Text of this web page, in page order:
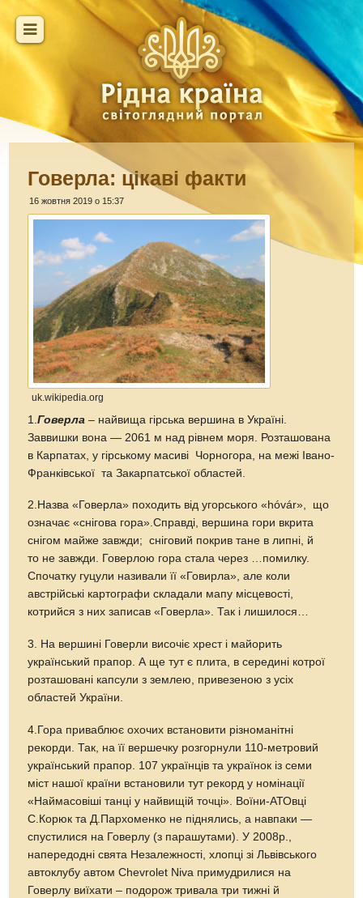
Говерла: цікаві факти
16 жовтня 2019 о 15:37
uk.wikipedia.org
1.Говерла – найвища гірська вершина в Україні.
Заввишки вона — 2061 м над рівнем моря. Розташована
в Карпатах, у гірському масиві Чорногора, на межі Івано-
Франківської та Закарпатської областей.
2.Назва «Говерла» походить від угорського «hóvár», що
означає «снігова гора».Справді, вершина гори вкрита
снігом майже завжди; сніговий покрив тане в липні, й
то не завжди. Говерлою гора стала через …помилку.
Спочатку гуцули називали її «Говирла», але коли
австрійські картографи складали мапу місцевості,
котрийся з них записав «Говерла». Так і лишилося…
3. На вершині Говерли височіє хрест і майорить
український прапор. А ще тут є плита, в середині котрої
розташовані капсули з землею, привезеною з усіх
областей України.
4.Гора приваблює охочих встановити різноманітні
рекорди. Так, на її вершечку розгорнули 110-метровий
український прапор. 107 українців та українок із семи
міст нашої країни встановили тут рекорд у номінації
«Наймасовіші танці у найвищій точці». Воїни-АТОвці
С.Корюк та Д.Пархоменко не піднялись, а навпаки —
спустилися на Говерлу (з парашутами). У 2008р.,
напередодні свята Незалежності, хлопці зі Львівського
автоклубу автом Chevrolet Niva примудрилися на
Говерлу виїхати – подорож тривала три тижні й